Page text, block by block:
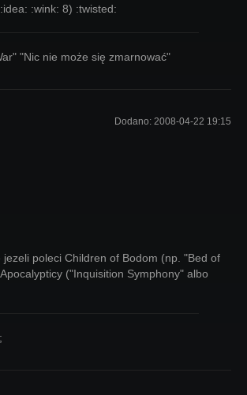
:wink: 8) :twisted:
"Nic nie może się zmarnować"
Dodano: 2008-04-22 19:15
jezeli poleci Children of Bodom (np. "Bed of
("Inquisition Symphony" albo